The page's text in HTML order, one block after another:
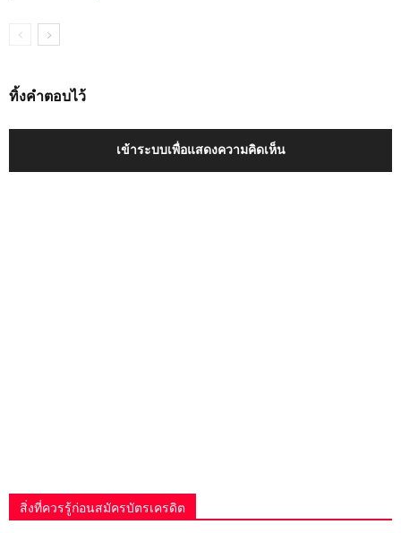
ทิ้งคำตอบไว้
เข้าระบบเพื่อแสดงความคิดเห็น
สิ่งที่ควรรู้ก่อนสมัครบัตรเครดิต